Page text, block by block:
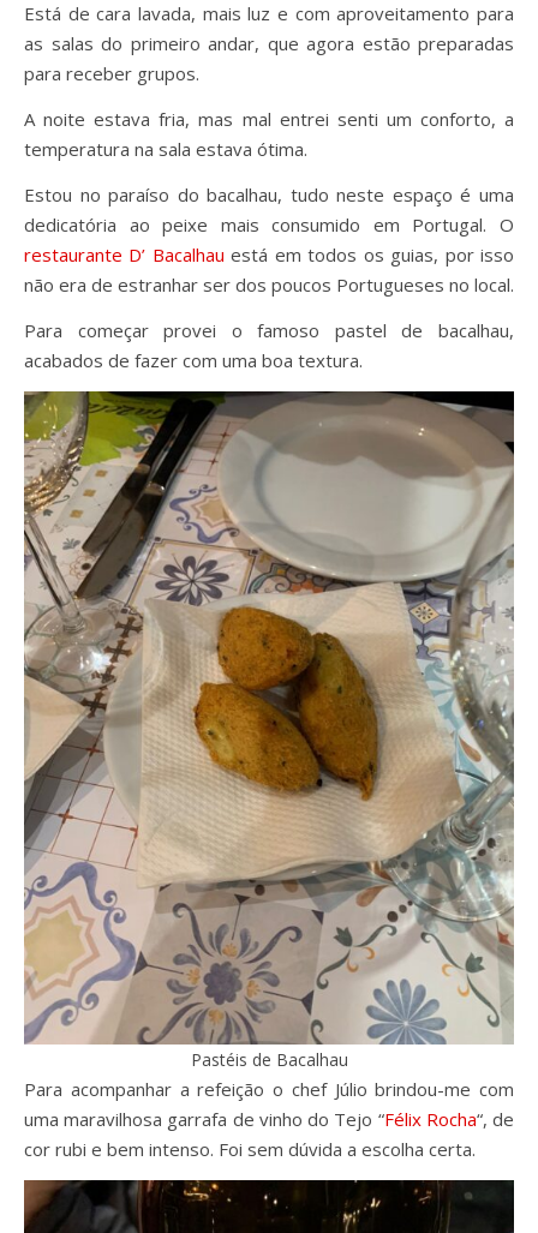
Está de cara lavada, mais luz e com aproveitamento para
as salas do primeiro andar, que agora estão preparadas
para receber grupos.
A noite estava fria, mas mal entrei senti um conforto, a
temperatura na sala estava ótima.
Estou no paraíso do bacalhau, tudo neste espaço é uma
dedicatória ao peixe mais consumido em Portugal. O
restaurante D’ Bacalhau está em todos os guias, por isso
não era de estranhar ser dos poucos Portugueses no local.
Para começar provei o famoso pastel de bacalhau,
acabados de fazer com uma boa textura.
Pastéis de Bacalhau
Para acompanhar a refeição o chef Júlio brindou-me com
uma maravilhosa garrafa de vinho do Tejo “Félix Rocha“, de
cor rubi e bem intenso. Foi sem dúvida a escolha certa.